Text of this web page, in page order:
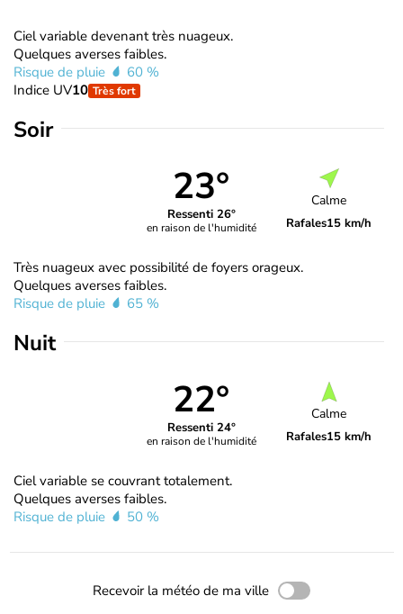
Ciel variable devenant très nuageux.
Quelques averses faibles.
Risque de pluie
60 %
Indice UV10 Très fort
Soir
23°
Ressenti 26°
en raison de l'humidité
Calme
Rafales15 km/h
Très nuageux avec possibilité de foyers orageux.
Quelques averses faibles.
Risque de pluie
65 %
Nuit
22°
Ressenti 24°
en raison de l'humidité
Calme
Rafales15 km/h
Ciel variable se couvrant totalement.
Quelques averses faibles.
Risque de pluie
50 %
Recevoir la météo de ma ville